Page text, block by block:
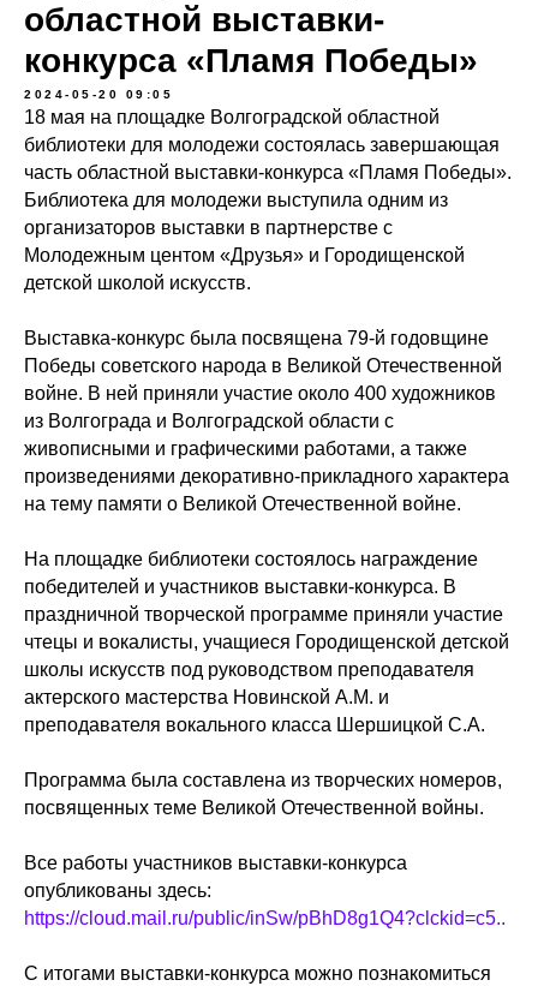
областной выставки-
конкурса «Пламя Победы»
2024-05-20 09:05
18 мая на площадке Волгоградской областной
библиотеки для молодежи состоялась завершающая
часть областной выставки-конкурса «Пламя Победы».
Библиотека для молодежи выступила одним из
организаторов выставки в партнерстве с
Молодежным центом «Друзья» и Городищенской
детской школой искусств.
Выставка-конкурс была посвящена 79-й годовщине
Победы советского народа в Великой Отечественной
войне. В ней приняли участие около 400 художников
из Волгограда и Волгоградской области с
живописными и графическими работами, а также
произведениями декоративно-прикладного характера
на тему памяти о Великой Отечественной войне.
На площадке библиотеки состоялось награждение
победителей и участников выставки-конкурса. В
праздничной творческой программе приняли участие
чтецы и вокалисты, учащиеся Городищенской детской
школы искусств под руководством преподавателя
актерского мастерства Новинской А.М. и
преподавателя вокального класса Шершицкой С.А.
Программа была составлена из творческих номеров,
посвященных теме Великой Отечественной войны.
Все работы участников выставки-конкурса
опубликованы здесь:
https://cloud.mail.ru/public/inSw/pBhD8g1Q4?clckid=c5..
С итогами выставки-конкурса можно познакомиться